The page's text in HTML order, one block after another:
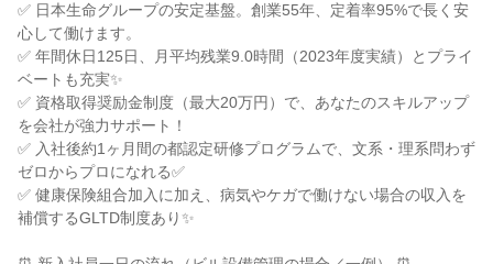
✅ 日本生命グループの安定基盤。創業55年、定着率95%で長く安
心して働けます。
✅ 年間休日125日、月平均残業9.0時間（2023年度実績）とプライ
ベートも充実✨
✅ 資格取得奨励金制度（最大20万円）で、あなたのスキルアップ
を会社が強力サポート！
✅ 入社後約1ヶ月間の都認定研修プログラムで、文系・理系問わず
ゼロからプロになれる✅
✅ 健康保険組合加入に加え、病気やケガで働けない場合の収入を
補償するGLTD制度あり✨